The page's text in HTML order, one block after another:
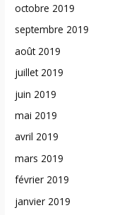
octobre 2019
septembre 2019
août 2019
juillet 2019
juin 2019
mai 2019
avril 2019
mars 2019
février 2019
janvier 2019